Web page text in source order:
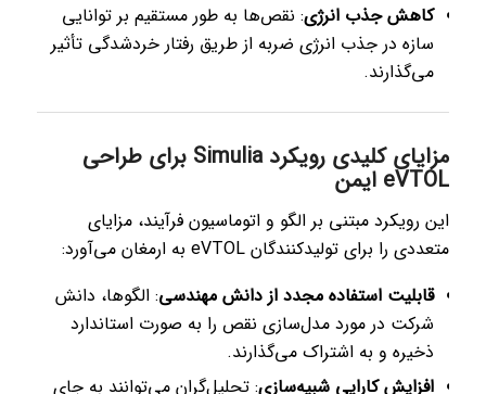
کاهش جذب انرژی: نقص‌ها به طور مستقیم بر توانایی
سازه در جذب انرژی ضربه از طریق رفتار خردشدگی تأثیر
می‌گذارند.
مزایای کلیدی رویکرد Simulia برای طراحی
eVTOL ایمن
این رویکرد مبتنی بر الگو و اتوماسیون فرآیند، مزایای
متعددی را برای تولیدکنندگان eVTOL به ارمغان می‌آورد:
قابلیت استفاده مجدد از دانش مهندسی: الگوها، دانش
شرکت در مورد مدل‌سازی نقص را به صورت استاندارد
ذخیره و به اشتراک می‌گذارند.
افزایش کارایی شبیه‌سازی: تحلیل‌گران می‌توانند به جای